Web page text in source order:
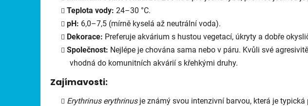
Teplota vody: 24–30 °C.
pH: 6,0–7,5 (mírně kyselá až neutrální voda).
Dekorace: Preferuje akvárium s hustou vegetací, úkryty a dobře
Společnost: Nejlépe je chována sama nebo v páru. Kvůli své
vhodná do komunitních akvárií s křehkými druhy.
Zajímavosti:
Erythrinus erythrinusje známý svou intenzivní barvou, která je typická